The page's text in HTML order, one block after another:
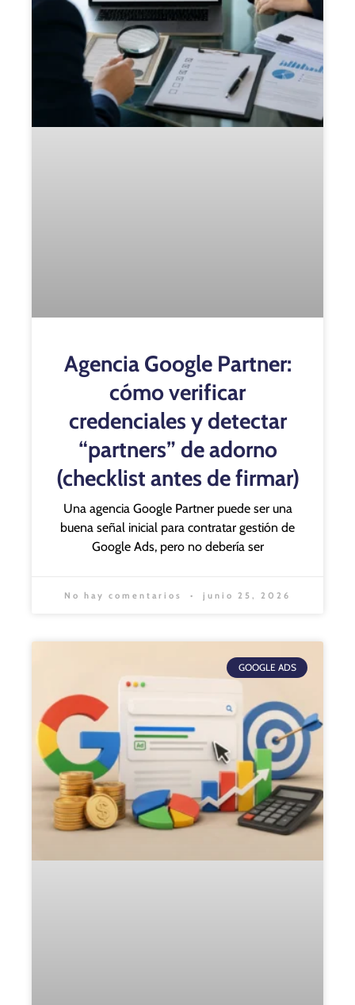
Agencia Google Partner:
cómo verificar
credenciales y detectar
“partners” de adorno
(checklist antes de firmar)
Una agencia Google Partner puede ser una
buena señal inicial para contratar gestión de
Google Ads, pero no debería ser
No hay comentarios junio 25, 2026
GOOGLE ADS